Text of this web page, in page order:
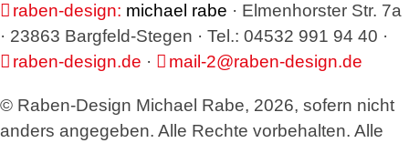
raben-design: michael rabe · Elmenhorster Str. 7a
· 23863 Bargfeld-Stegen · Tel.: 04532 991 94 40 ·
raben-design.de · mail-2@raben-design.de
© Raben-Design Michael Rabe, 2026, sofern nicht
anders angegeben. Alle Rechte vorbehalten. Alle